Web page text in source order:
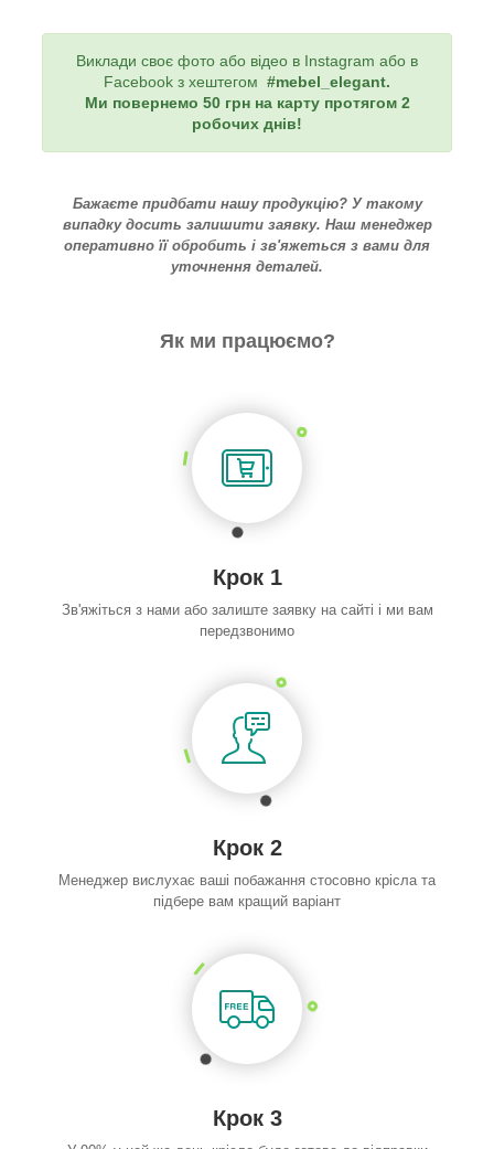
Виклади своє фото або відео в Instagram або в
Facebook з хештегом #mebel_elegant.
Ми повернемо 50 грн на карту протягом 2
робочих днів!
Бажаєте придбати нашу продукцію? У такому
випадку досить залишити заявку. Наш менеджер
оперативно її обробить і зв'яжеться з вами для
уточнення деталей.
Як ми працюємо?
Крок 1
Зв'яжіться з нами або залиште заявку на сайті і ми вам
передзвонимо
Крок 2
Менеджер вислухає ваші побажання стосовно крісла та
підбере вам кращий варіант
Крок 3